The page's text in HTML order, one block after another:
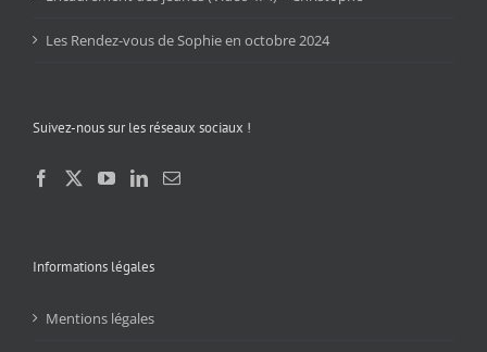
Les Rendez-vous de Sophie en octobre 2024
Suivez-nous sur les réseaux sociaux !
Informations légales
Mentions légales